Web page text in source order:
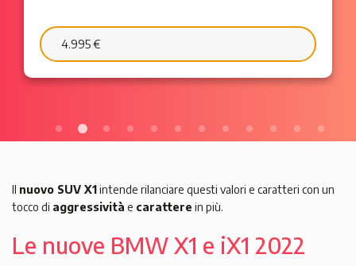
6.595 €
nuovo SUV X1 intende rilanciare questi valori e caratteri con un
tocco di aggressività e carattere in più.
Le nuove BMW X1 e iX1 2022